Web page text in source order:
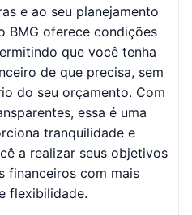
e ao seu planejamento
BMG oferece condições
que você tenha
de que precisa, sem
do seu orçamento. Com
essa é uma
tranquilidade e
a realizar seus objetivos
financeiros com mais
flexibilidade.